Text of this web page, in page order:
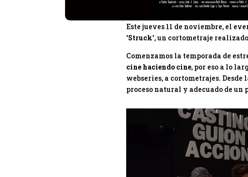
Este jueves 11 de noviembre, el
‘Struck’, un cortometraje
Comenzamos la temporada de
cine haciendo cine, por eso a lo
webseries, a cortometrajes.
proceso natural y adecuado de